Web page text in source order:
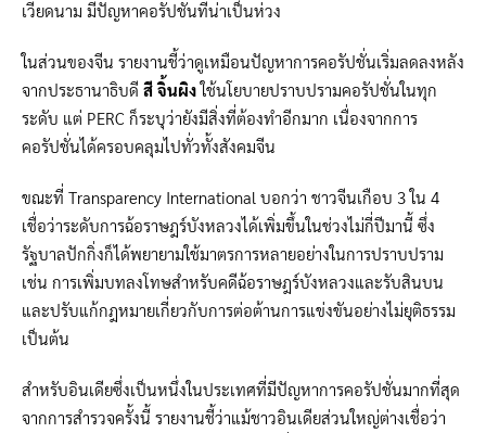
เวียดนาม มีปัญหาคอรัปชั่นที่น่าเป็นห่วง
ในส่วนของจีน รายงานชี้ว่าดูเหมือนปัญหาการคอรัปชั่นเริ่มลดลงหลัง
จากประธานาธิบดี สี จิ้นผิงใช้นโยบายปราบปรามคอรัปชั่นในทุก
ระดับ แต่ PERC ก็ระบุว่ายังมีสิ่งที่ต้องทำอีกมาก เนื่องจากการ
คอรัปชั่นได้ครอบคลุมไปทั่วทั้งสังคมจีน
ขณะที่ Transparency International บอกว่า ชาวจีนเกือบ 3 ใน 4
เชื่อว่าระดับการฉ้อราษฎร์บังหลวงได้เพิ่มขึ้นในช่วงไม่กี่ปีมานี้ ซึ่ง
รัฐบาลปักกิ่งก็ได้พยายามใช้มาตรการหลายอย่างในการปราบปราม
เช่น การเพิ่มบทลงโทษสำหรับคดีฉ้อราษฎร์บังหลวงและรับสินบน
และปรับแก้กฎหมายเกี่ยวกับการต่อต้านการแข่งขันอย่างไม่ยุติธรรม
เป็นต้น
สำหรับอินเดียซึ่งเป็นหนึ่งในประเทศที่มีปัญหาการคอรัปชั่นมากที่สุด
จากการสำรวจครั้งนี้ รายงานชี้ว่าแม้ชาวอินเดียส่วนใหญ่ต่างเชื่อว่า